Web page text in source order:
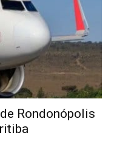
Rondonópolis